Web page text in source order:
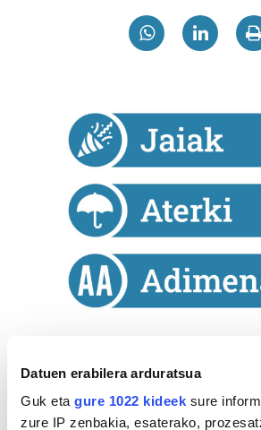
Datuen erabilera arduratsua
Guk eta gure 1022 kideek sure
zure IP zenbakia, esaterako,
lekua